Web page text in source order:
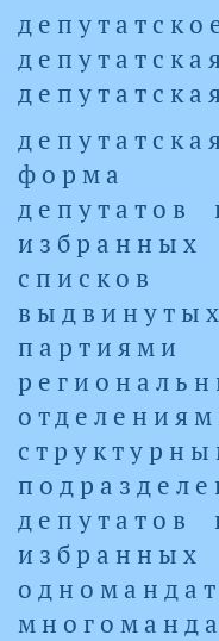
форма
депутатов
депутатов